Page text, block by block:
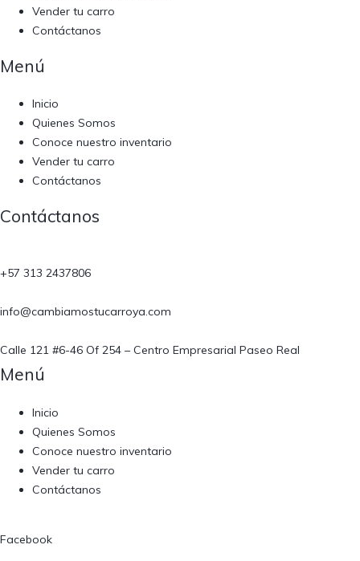
Vender tu carro
Contáctanos
Menú​
Inicio
Quienes Somos
Conoce nuestro inventario
Vender tu carro
Contáctanos
Contáctanos​
+57 313 2437806
info@cambiamostucarroya.com
Calle 121 #6-46 Of 254 – Centro Empresarial Paseo Real
Menú​
Inicio
Quienes Somos
Conoce nuestro inventario
Vender tu carro
Contáctanos
Facebook